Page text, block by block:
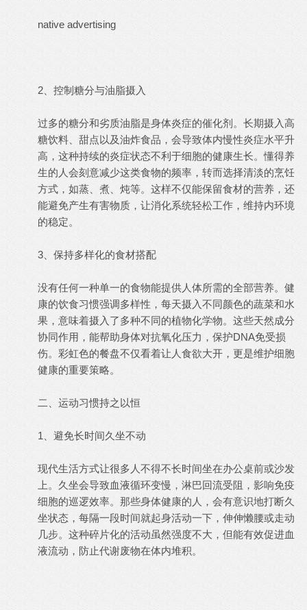
native advertising
2、控制糖分与油脂摄入
过多的糖分和劣质油脂是身体炎症的催化剂。长期摄入高
糖饮料、甜点以及油炸食品，会导致体内慢性炎症水平升
高，这种持续的炎症状态不利于细胞的健康生长。懂得养
生的人会刻意减少这类食物的频率，转而选择清淡的烹饪
方式，如蒸、煮、炖等。这样不仅能保留食材的营养，还
能避免产生有害物质，让消化系统轻松工作，维持内环境
的稳定。
3、保持多样化的食材搭配
没有任何一种单一的食物能提供人体所需的全部营养。健
康的饮食习惯强调多样性，每天摄入不同颜色的蔬菜和水
果，意味着摄入了多种不同的植物化学物。这些天然成分
协同作用，能帮助身体对抗氧化压力，保护DNA免受损
伤。彩虹色的餐盘不仅看着让人食欲大开，更是维护细胞
健康的重要策略。
二、运动习惯持之以恒
1、避免长时间久坐不动
现代生活方式让很多人不得不长时间坐在办公桌前或沙发
上。久坐会导致血液循环变慢，淋巴回流受阻，影响免疫
细胞的巡逻效率。那些身体健康的人，会有意识地打断久
坐状态，每隔一段时间就起身活动一下，伸伸懒腰或走动
几步。这种碎片化的活动虽然强度不大，但能有效促进血
液流动，防止代谢废物在体内堆积。